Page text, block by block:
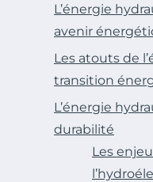
L’énergie
avenir
Les atouts de
transition
L’énergie
durabilité
Les